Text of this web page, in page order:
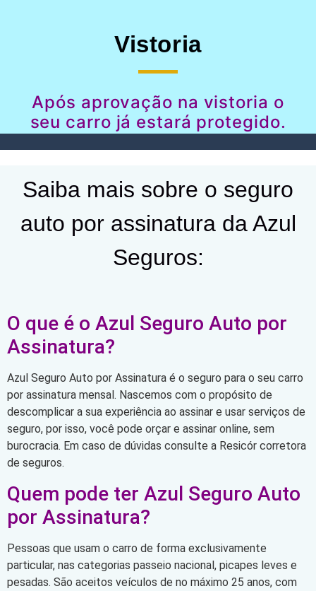
Vistoria
Após aprovação na vistoria o
seu carro já estará protegido.
Saiba mais sobre o seguro
auto por assinatura da Azul
Seguros:
O que é o Azul Seguro Auto por
Assinatura?
Azul Seguro Auto por Assinatura é o seguro para o seu carro
por assinatura mensal. Nascemos com o propósito de
descomplicar a sua experiência ao assinar e usar serviços de
seguro, por isso, você pode orçar e assinar online, sem
burocracia. Em caso de dúvidas consulte a Resicór corretora
de seguros.
Quem pode ter Azul Seguro Auto
por Assinatura?
Pessoas que usam o carro de forma exclusivamente
particular, nas categorias passeio nacional, picapes leves e
pesadas. São aceitos veículos de no máximo 25 anos, com